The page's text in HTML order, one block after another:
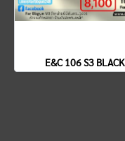
E&C 106 S3 BLACK